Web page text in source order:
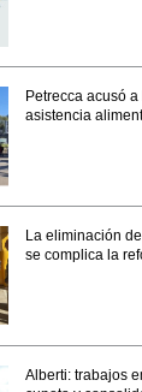
Petrecca acusó
asistencia
La eliminación
se complica la
Alberti: trabajos